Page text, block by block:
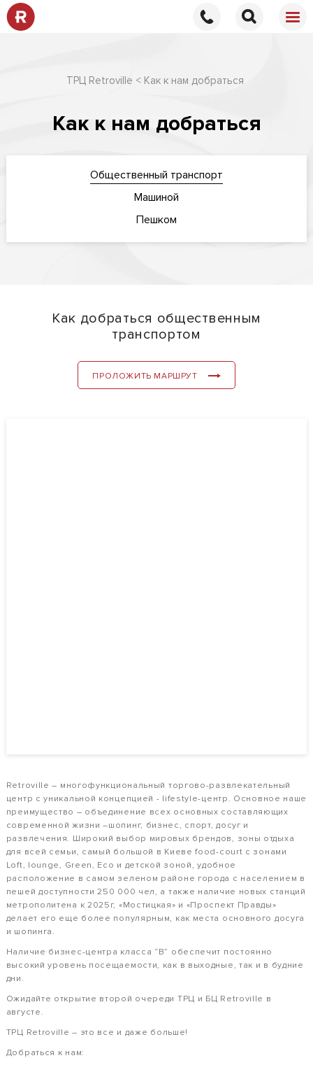
ТРЦ Retroville Как к нам добраться
Как к нам добраться
Общественный транспорт
Машиной
Пешком
Как добраться общественным
транспортом
ПРОЛОЖИТЬ МАРШРУТ
Retroville – многофункциональный торгово-развлекательный
центр с уникальной концепцией - lifestyle-центр. Основное наше
преимущество – объединение всех основных составляющих
современной жизни –шопинг, бизнес, спорт, досуг и
развлечения. Широкий выбор мировых брендов, зоны отдыха
для всей семьи, самый большой в Киеве food-court с зонами
Loft, lounge, Green, Eco и детской зоной, удобное
расположение в самом зеленом районе города с населением в
пешей доступности 250 000 чел, а также наличие новых станций
метрополитена к 2025г, «Мостицкая» и «Проспект Правды»
делает его еще более популярным, как места основного досуга
и шопинга.
Наличие бизнес-центра класса “В” обеспечит постоянно
высокий уровень посещаемости, как в выходные, так и в будние
дни.
Ожидайте открытие второй очереди ТРЦ и БЦ Retroville в
августе.
ТРЦ Retroville – это все и даже больше!
Добраться к нам: